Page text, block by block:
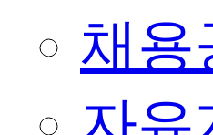
채용